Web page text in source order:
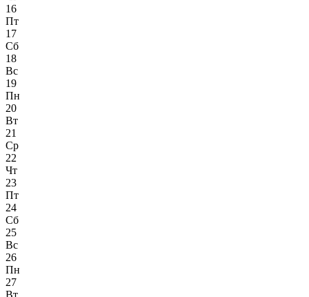
16
Пт
17
Сб
18
Вс
19
Пн
20
Вт
21
Ср
22
Чт
23
Пт
24
Сб
25
Вс
26
Пн
27
Вт